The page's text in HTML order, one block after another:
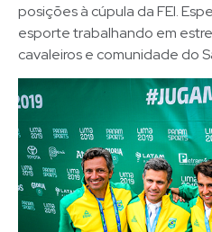
posições à cúpula da FEI.
esporte trabalhando em
cavaleiros e comunidade do